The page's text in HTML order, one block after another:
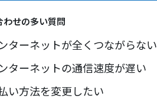
わせの多い質問
ターネットが全くつながらない
ターネットの通信速度が遅い
い方法を変更したい